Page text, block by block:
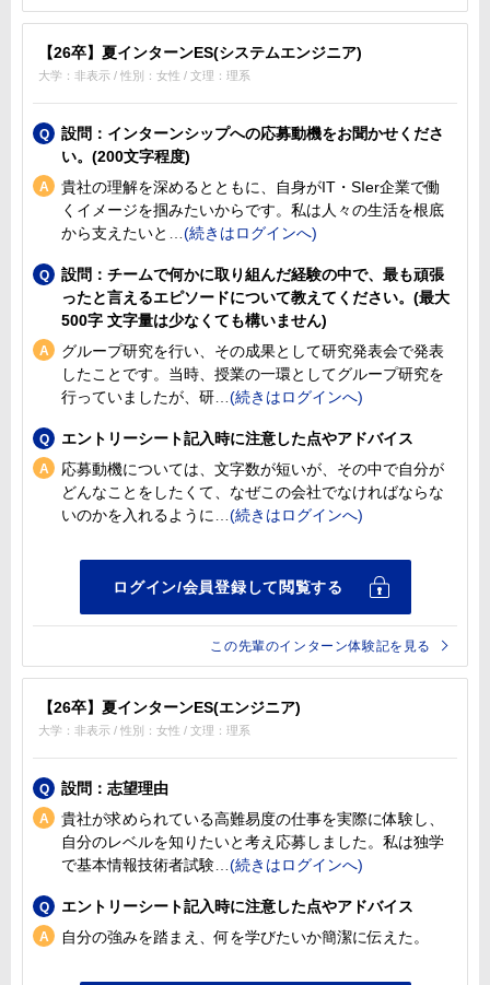
【26卒】夏インターンES(システムエンジニア)
大学：非表示 / 性別：女性 / 文理：理系
設問：インターンシップへの応募動機をお聞かせくださ
い。(200文字程度)
貴社の理解を深めるとともに、自身がIT・SIer企業で働
くイメージを掴みたいからです。私は人々の生活を根底
から支えたいと
設問：チームで何かに取り組んだ経験の中で、最も頑張
ったと言えるエピソードについて教えてください。(最大
500字 文字量は少なくても構いません)
グループ研究を行い、その成果として研究発表会で発表
したことです。当時、授業の一環としてグループ研究を
行っていましたが、研
エントリーシート記入時に注意した点やアドバイス
応募動機については、文字数が短いが、その中で自分が
どんなことをしたくて、なぜこの会社でなければならな
いのかを入れるように
この先輩のインターン体験記を見る
【26卒】夏インターンES(エンジニア)
大学：非表示 / 性別：女性 / 文理：理系
設問：志望理由
貴社が求められている高難易度の仕事を実際に体験し、
自分のレベルを知りたいと考え応募しました。私は独学
で基本情報技術者試験
エントリーシート記入時に注意した点やアドバイス
自分の強みを踏まえ、何を学びたいか簡潔に伝えた。